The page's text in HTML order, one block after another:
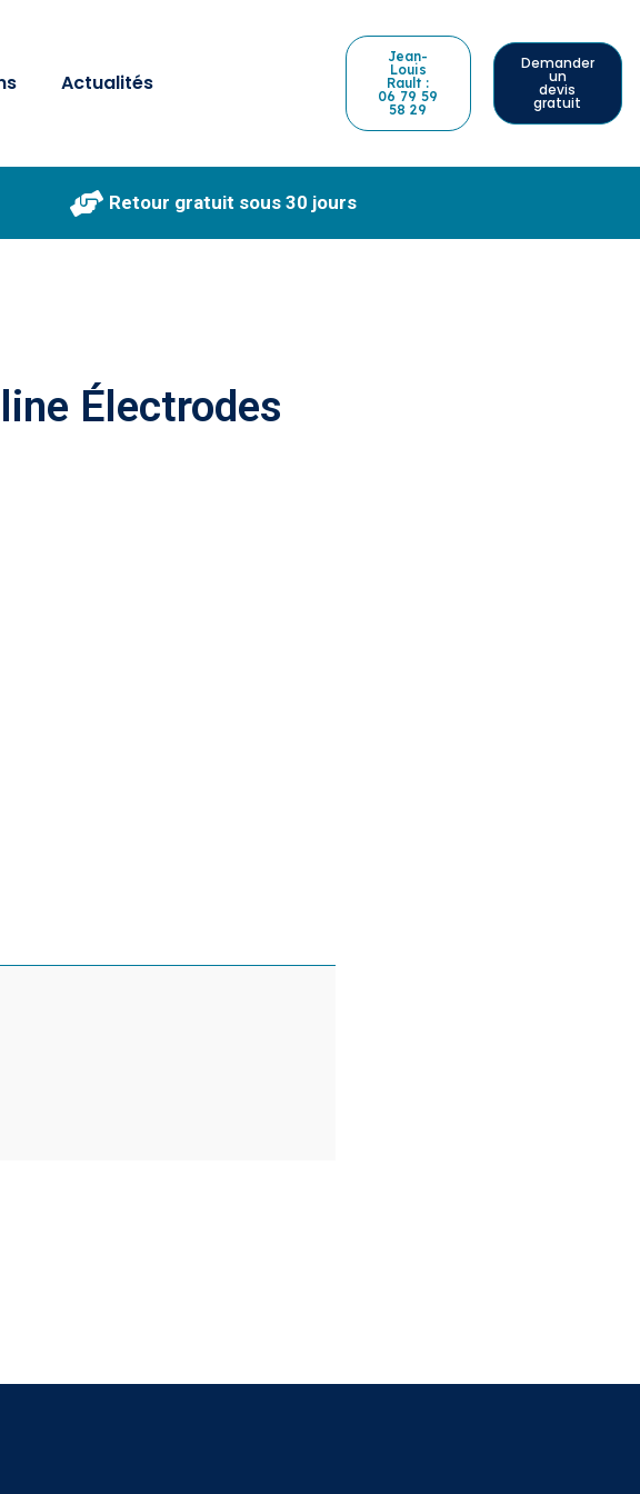
Actualités
Jean-
Louis
Rault :
06 79 59
58 29
Demander
un
devis
gratuit
Retour gratuit sous 30 jours
Électrodes